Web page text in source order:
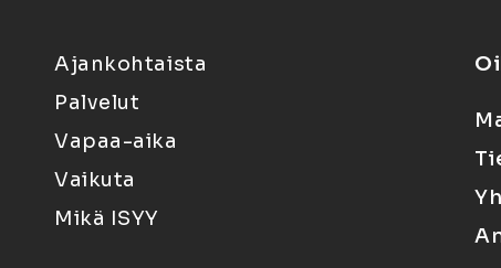
Ajankohtaista
Palvelut
Vapaa-aika
Vaikuta
Mikä ISYY